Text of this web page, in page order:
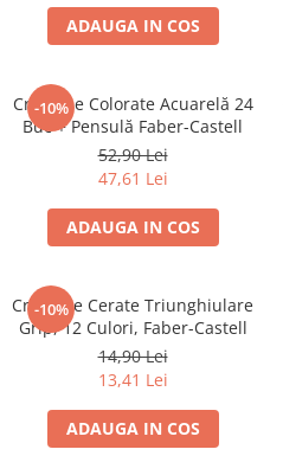
Linere
Markere
Pixuri
Rezerve stilouri
Măsurare și trasare
Organizare și Arhivare
Accesorii de organizare
Bibliorafturi
Clipboard-uri
ADAUGA IN COS
-10%
Creioane Colorate Acuarelă 24
Buc + Pensulă Faber-Castell
52,90 Lei
47,61 Lei
ADAUGA IN COS
-10%
Creioane Cerate Triunghiulare
Grip, 12 Culori, Faber-Castell
14,90 Lei
13,41 Lei
ADAUGA IN COS